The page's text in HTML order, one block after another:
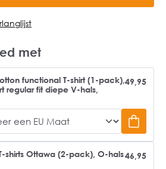
met
functional T-shirt (1-pack),
regular fit diepe V-hals,
49,95
T-shirts Ottawa (2-pack), O-hals46,95